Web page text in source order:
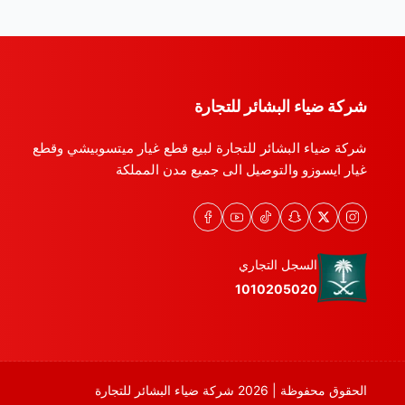
شركة ضياء البشائر للتجارة
شركة ضياء البشائر للتجارة لبيع قطع غيار ميتسوبيشي وقطع
غيار ايسوزو والتوصيل الى جميع مدن المملكة
السجل التجاري
1010205020
الحقوق محفوظة | 2026 شركة ضياء البشائر للتجارة